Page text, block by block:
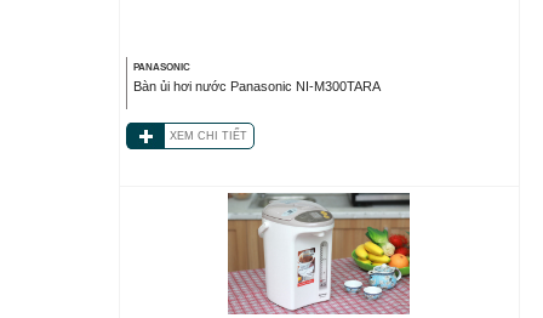
PANASONIC
Bàn ủi hơi nước Panasonic NI-M300TARA
XEM CHI TIẾT